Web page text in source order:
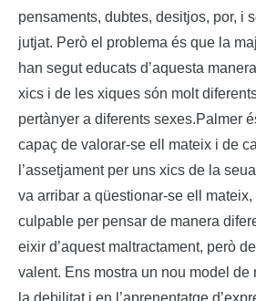
pensaments, dubtes, desitjos, por, i
jutjat. Però el problema és que la
han segut educats d’aquesta
xics i de les xiques són molt
pertànyer a diferents sexes.Palmer
capaç de valorar-se ell mateix i de
l’assetjament per uns xics de la
va arribar a qüestionar-se ell
culpable per pensar de manera
eixir d’aquest maltractament, però
valent. Ens mostra un nou model de
la debilitat i en l’aprenentatge